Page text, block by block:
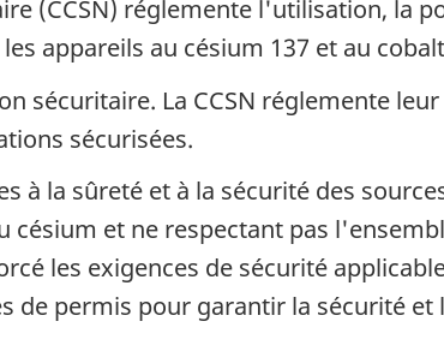
(CCSN) réglemente l'utilisation, la
appareils au césium 137 et au
sécuritaire. La CCSN réglemente
sécurisées.
à la sûreté et à la sécurité des
et ne respectant pas
les exigences de sécurité
de permis pour garantir la sécurité